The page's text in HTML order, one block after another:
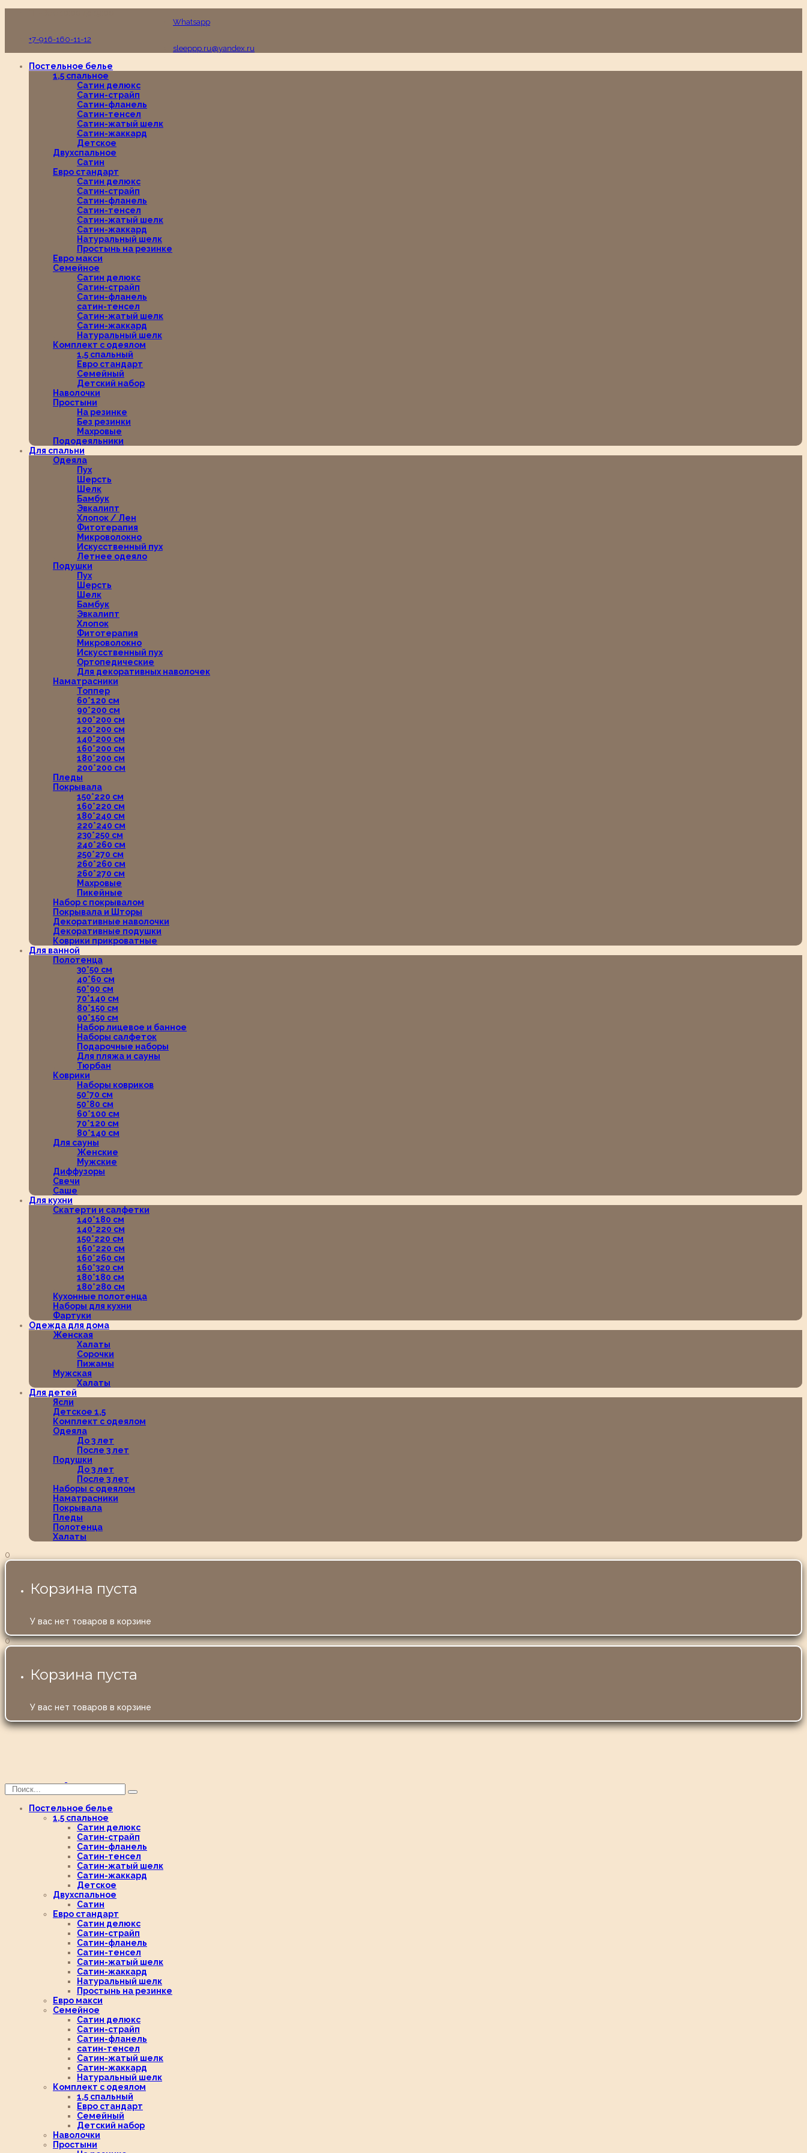
Whatsapp
+7-916-160-11-12
sleeppp.ru@yandex.ru
Постельное белье
1,5 спальное
Сатин делюкс
Сатин-страйп
Сатин-фланель
Сатин-тенсел
Сатин-жатый шелк
Сатин-жаккард
Детское
Двухспальное
Сатин
Евро стандарт
Сатин делюкс
Сатин-страйп
Сатин-фланель
Сатин-тенсел
Сатин-жатый шелк
Сатин-жаккард
Натуральный шелк
Простынь на резинке
Евро макси
Семейное
Сатин делюкс
Сатин-страйп
Сатин-фланель
сатин-тенсел
Сатин-жатый шелк
Сатин-жаккард
Натуральный шелк
Комплект с одеялом
1,5 спальный
Евро стандарт
Семейный
Детский набор
Наволочки
Простыни
На резинке
Без резинки
Махровые
Пододеяльники
Для спальни
Одеяла
Пух
Шерсть
Шелк
Бамбук
Эвкалипт
Хлопок / Лен
Фитотерапия
Микроволокно
Искусственный пух
Летнее одеяло
Подушки
Пух
Шерсть
Шелк
Бамбук
Эвкалипт
Хлопок
Фитотерапия
Микроволокно
Искусственный пух
Ортопедические
Для декоративных наволочек
Наматрасники
Топпер
60*120 см
90*200 см
100*200 см
120*200 см
140*200 см
160*200 см
180*200 см
200*200 см
Пледы
Покрывала
150*220 см
160*220 см
180*240 см
220*240 см
230*250 см
240*260 см
250*270 см
260*260 см
260*270 см
Махровые
Пикейные
Набор с покрывалом
Покрывала и Шторы
Декоративные наволочки
Декоративные подушки
Коврики прикроватные
Для ванной
Полотенца
30*50 см
40*60 см
50*90 см
70*140 см
80*150 см
90*150 см
Набор лицевое и банное
Наборы салфеток
Подарочные наборы
Для пляжа и сауны
Тюрбан
Коврики
Наборы ковриков
50*70 см
50*80 см
60*100 см
70*120 см
80*140 см
Для сауны
Женские
Мужские
Диффузоры
Свечи
Саше
Для кухни
Скатерти и салфетки
140*180 см
140*220 см
150*220 см
160*220 см
160*260 см
160*320 см
180*180 см
180*280 см
Кухонные полотенца
Наборы для кухни
Фартуки
Одежда для дома
Женская
Халаты
Сорочки
Пижамы
Мужская
Халаты
Для детей
Ясли
Детское 1,5
Комплект с одеялом
Одеяла
До 3 лет
После 3 лет
Подушки
До 3 лет
После 3 лет
Наборы с одеялом
Наматрасники
Покрывала
Пледы
Полотенца
Халаты
0
Корзина пуста
У вас нет товаров в корзине
0
Корзина пуста
У вас нет товаров в корзине
Постельное белье
1,5 спальное
Сатин делюкс
Сатин-страйп
Сатин-фланель
Сатин-тенсел
Сатин-жатый шелк
Сатин-жаккард
Детское
Двухспальное
Сатин
Евро стандарт
Сатин делюкс
Сатин-страйп
Сатин-фланель
Сатин-тенсел
Сатин-жатый шелк
Сатин-жаккард
Натуральный шелк
Простынь на резинке
Евро макси
Семейное
Сатин делюкс
Сатин-страйп
Сатин-фланель
сатин-тенсел
Сатин-жатый шелк
Сатин-жаккард
Натуральный шелк
Комплект с одеялом
1,5 спальный
Евро стандарт
Семейный
Детский набор
Наволочки
Простыни